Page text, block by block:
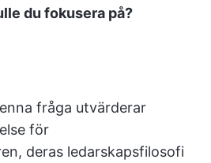
du fokusera på?
fråga utvärderar
för
deras ledarskapsfilosofi